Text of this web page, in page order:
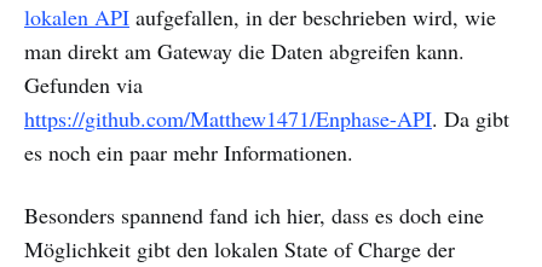
lokalen API aufgefallen, in der beschrieben wird, wie
man direkt am Gateway die Daten abgreifen kann.
Gefunden via
https://github.com/Matthew1471/Enphase-API. Da gibt
es noch ein paar mehr Informationen.
Besonders spannend fand ich hier, dass es doch eine
Möglichkeit gibt den lokalen State of Charge der